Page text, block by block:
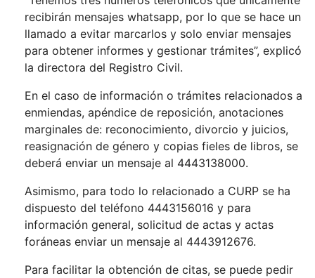
recibirán mensajes whatsapp, por lo que se hace un
llamado a evitar marcarlos y solo enviar mensajes
para obtener informes y gestionar trámites”, explicó
la directora del Registro Civil.
En el caso de información o trámites relacionados a
enmiendas, apéndice de reposición, anotaciones
marginales de: reconocimiento, divorcio y juicios,
reasignación de género y copias fieles de libros, se
deberá enviar un mensaje al 4443138000.
Asimismo, para todo lo relacionado a CURP se ha
dispuesto del teléfono 4443156016 y para
información general, solicitud de actas y actas
foráneas enviar un mensaje al 4443912676.
Para facilitar la obtención de citas, se puede pedir